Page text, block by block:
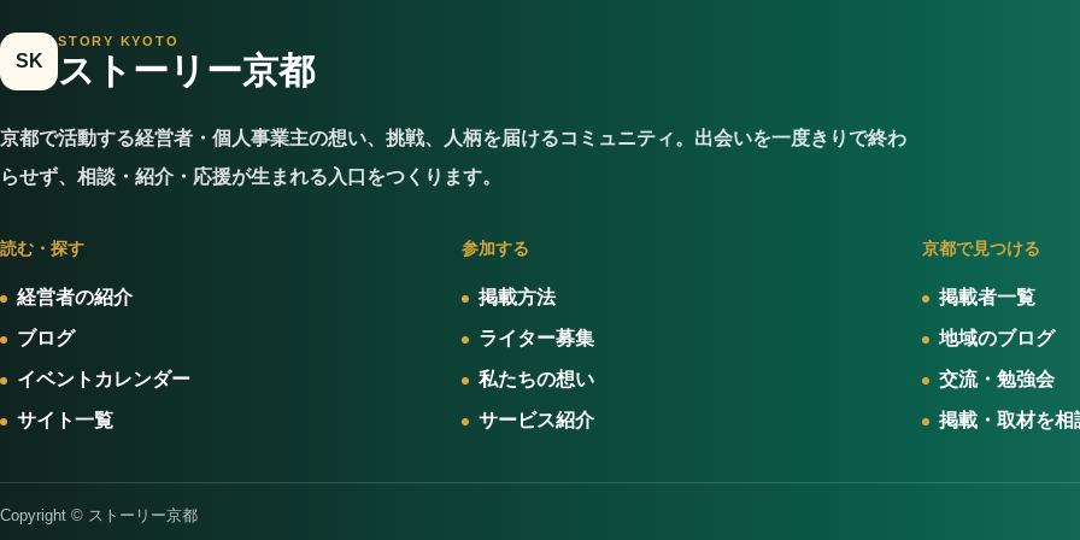
SK
STORY KYOTO
ストーリー京都
京都で活動する経営者・個人事業主の想い、挑戦、人柄を届けるコミュニティ。出会いを一度きりで終わ
らせず、相談・紹介・応援が生まれる入口をつくります。
読む・探す
経営者の紹介
ブログ
イベントカレンダー
サイト一覧
参加する
掲載方法
ライター募集
私たちの想い
サービス紹介
京都で見つける
掲載者一覧
地域のブログ
交流・勉強会
掲載・取材を相
Copyright © ストーリー京都